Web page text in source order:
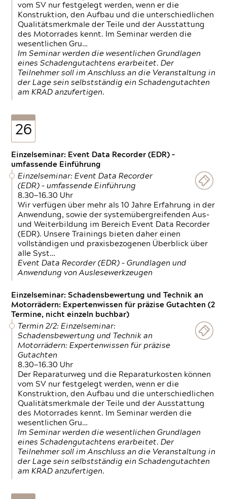
vom SV nur festgelegt werden, wenn er die
Konstruktion, den Aufbau und die unterschiedlichen
Qualitätsmerkmale der Teile und der Ausstattung
des Motorrades kennt. Im Seminar werden die
wesentlichen Gru…
Im Seminar werden die wesentlichen Grundlagen
eines Schadengutachtens erarbeitet. Der
Teilnehmer soll im Anschluss an die Veranstaltung in
der Lage sein selbstständig ein Schadengutachten
am KRAD anzufertigen.
26
Einzelseminar: Event Data Recorder (EDR) –
umfassende Einführung
Einzelseminar: Event Data Recorder
(EDR) – umfassende Einführung
8.30—16.30 Uhr
Wir verfügen über mehr als 10 Jahre Erfahrung in der
Anwendung, sowie der systemübergreifenden Aus-
und Weiterbildung im Bereich Event Data Recorder
(EDR). Unsere Trainings bieten daher einen
vollständigen und praxisbezogenen Überblick über
alle Syst…
Event Data Recorder (EDR) – Grundlagen und
Anwendung von Auslesewerkzeugen
Einzelseminar: Schadensbewertung und Technik an
Motorrädern: Expertenwissen für präzise Gutachten (2
Termine, nicht einzeln buchbar)
Termin 2/2: Einzelseminar:
Schadensbewertung und Technik an
Motorrädern: Expertenwissen für präzise
Gutachten
8.30—16.30 Uhr
Der Reparaturweg und die Reparaturkosten können
vom SV nur festgelegt werden, wenn er die
Konstruktion, den Aufbau und die unterschiedlichen
Qualitätsmerkmale der Teile und der Ausstattung
des Motorrades kennt. Im Seminar werden die
wesentlichen Gru…
Im Seminar werden die wesentlichen Grundlagen
eines Schadengutachtens erarbeitet. Der
Teilnehmer soll im Anschluss an die Veranstaltung in
der Lage sein selbstständig ein Schadengutachten
am KRAD anzufertigen.